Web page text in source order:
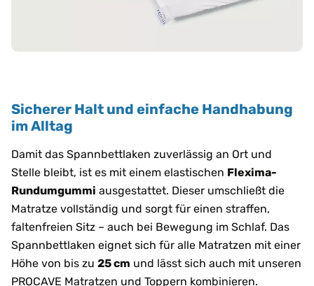
Sicherer Halt und einfache Handhabung
im Alltag
Damit das Spannbettlaken zuverlässig an Ort und
Stelle bleibt, ist es mit einem elastischen Flexima-
Rundumgummi ausgestattet. Dieser umschließt die
Matratze vollständig und sorgt für einen straffen,
faltenfreien Sitz – auch bei Bewegung im Schlaf. Das
Spannbettlaken eignet sich für alle Matratzen mit einer
Höhe von bis zu 25 cm und lässt sich auch mit unseren
PROCAVE Matratzen und Toppern kombinieren.